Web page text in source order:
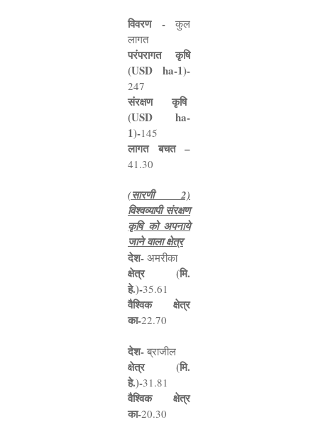
विवरण -कुल
लागत
परंपरागत कृषि
(USD ha-1)-
247
संरक्षण कृषि
(USD ha-
1)-145
लागत बचत –
41.30
(सारणी2)
विश्वव्यापी संरक्षण
कृषि को अपनाये
जाने वाला क्षेत्र
देश- अमरीका
क्षेत्र (मि.
हे.)-35.61
वैश्विक क्षेत्र
का-22.70
देश- ब्राजील
क्षेत्र (मि.
हे.)-31.81
वैश्विक क्षेत्र
का-20.30